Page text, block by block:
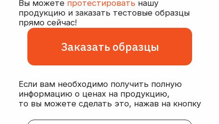
+7
Я даю согласие наобработку моих
персональных данныхв соответствии с
Политикой конфиденциальности